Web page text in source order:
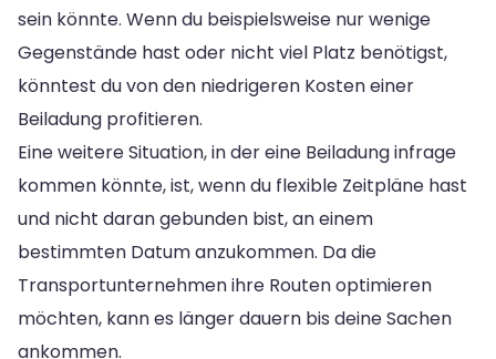
sein könnte. Wenn du beispielsweise nur wenige
Gegenstände hast oder nicht viel Platz benötigst,
könntest du von den niedrigeren Kosten einer
Beiladung profitieren.
Eine weitere Situation, in der eine Beiladung infrage
kommen könnte, ist, wenn du flexible Zeitpläne hast
und nicht daran gebunden bist, an einem
bestimmten Datum anzukommen. Da die
Transportunternehmen ihre Routen optimieren
möchten, kann es länger dauern bis deine Sachen
ankommen.